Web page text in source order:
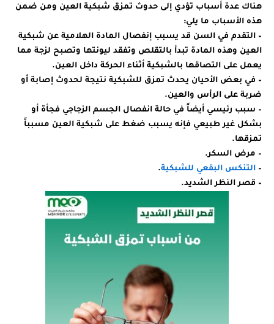
هناك عدة أسباب تؤدي إلى حدوث تمزق شبكية العين ومن ضمن
هذه الأسباب ما يلي:
– التقدم في السن قد يسبب إنفصال المادة الهلامية عن شبكية
العين وهذه المادة تبدأ بالتقلص وتفقد ليونتها وتصبح لزجة مما
يعمل على التصاقها بالشبكية أثناء الحركة داخل العين.
– في بعض الأحيان يحدث تمزق للشبكية نتيجة لحدوث إصابة أو
ضربة على الرأس والعين.
– سبب رئيسي أيضاً في حالة انفصال الجسم الزجاجي فجأة أو
بشكل غير طبيعي فإنه يسبب ضغط على شبكية العين مسبباً
تمزقها.
– مرض السكر.
– التنكس البقعي للشبكية.
– قصر النظر الشديد.